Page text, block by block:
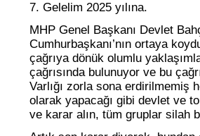
7. Gelelim 2025 yılına.
MHP Genel Başkanı Devlet
Cumhurbaşkanı’nın ortaya
çağrıya dönük olumlu
çağrısında bulunuyor ve bu
Varlığı zorla sona erdirilmemiş
olarak yapacağı gibi devlet ve
ve karar alın, tüm gruplar silah